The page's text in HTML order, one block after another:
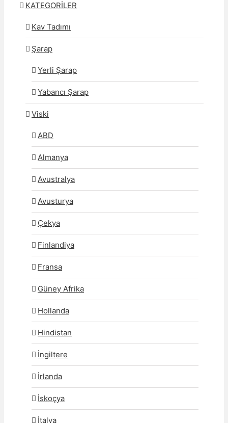
KATEGORİLER
Kav Tadımı
Şarap
Yerli Şarap
Yabancı Şarap
Viski
ABD
Almanya
Avustralya
Avusturya
Çekya
Finlandiya
Fransa
Güney Afrika
Hollanda
Hindistan
İngiltere
İrlanda
İskoçya
İtalya